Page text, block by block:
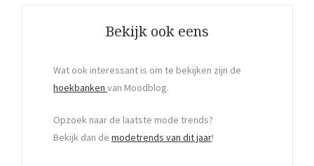
Bekijk ook eens
Wat ook interessant is om te bekijken zijn de
hoekbanken van Moodblog.
Opzoek naar de laatste mode trends?
Bekijk dan de modetrends van dit jaar!